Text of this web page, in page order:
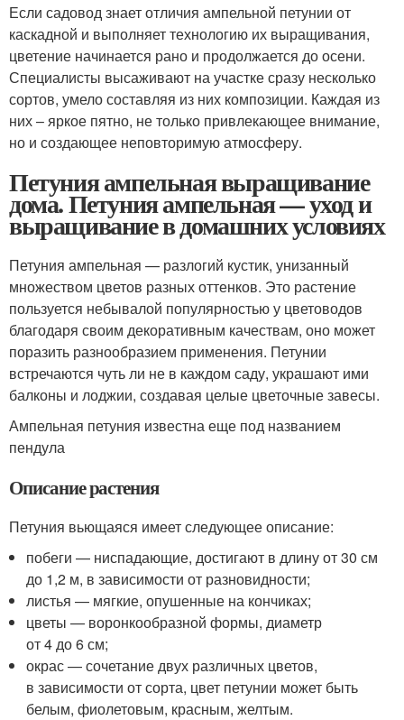
Если садовод знает отличия ампельной петунии от
каскадной и выполняет технологию их выращивания,
цветение начинается рано и продолжается до осени.
Специалисты высаживают на участке сразу несколько
сортов, умело составляя из них композиции. Каждая из
них – яркое пятно, не только привлекающее внимание,
но и создающее неповторимую атмосферу.
Петуния ампельная выращивание
дома. Петуния ампельная — уход и
выращивание в домашних условиях
Петуния ампельная — разлогий кустик, унизанный
множеством цветов разных оттенков. Это растение
пользуется небывалой популярностью у цветоводов
благодаря своим декоративным качествам, оно может
поразить разнообразием применения. Петунии
встречаются чуть ли не в каждом саду, украшают ими
балконы и лоджии, создавая целые цветочные завесы.
Ампельная петуния известна еще под названием
пендула
Описание растения
Петуния вьющаяся имеет следующее описание:
побеги — ниспадающие, достигают в длину от 30 см
до 1,2 м, в зависимости от разновидности;
листья — мягкие, опушенные на кончиках;
цветы — воронкообразной формы, диаметр
от 4 до 6 см;
окрас — сочетание двух различных цветов,
в зависимости от сорта, цвет петунии может быть
белым, фиолетовым, красным, желтым.